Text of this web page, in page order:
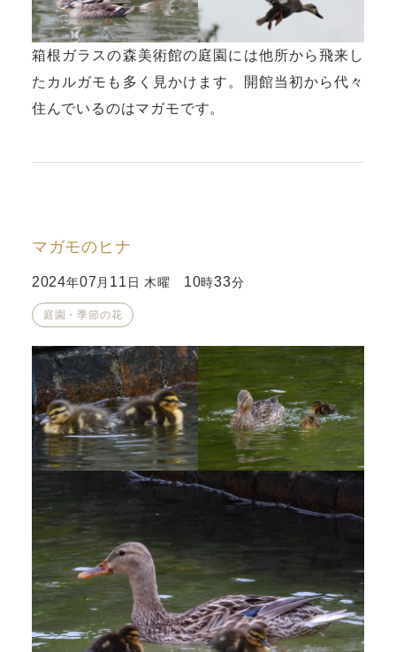
箱根ガラスの森美術館の庭園には他所から飛来し
たカルガモも多く見かけます。開館当初から代々
住んでいるのはマガモです。
マガモのヒナ
2024年07 月 11 日 木曜 10時33分
庭園・季節の花